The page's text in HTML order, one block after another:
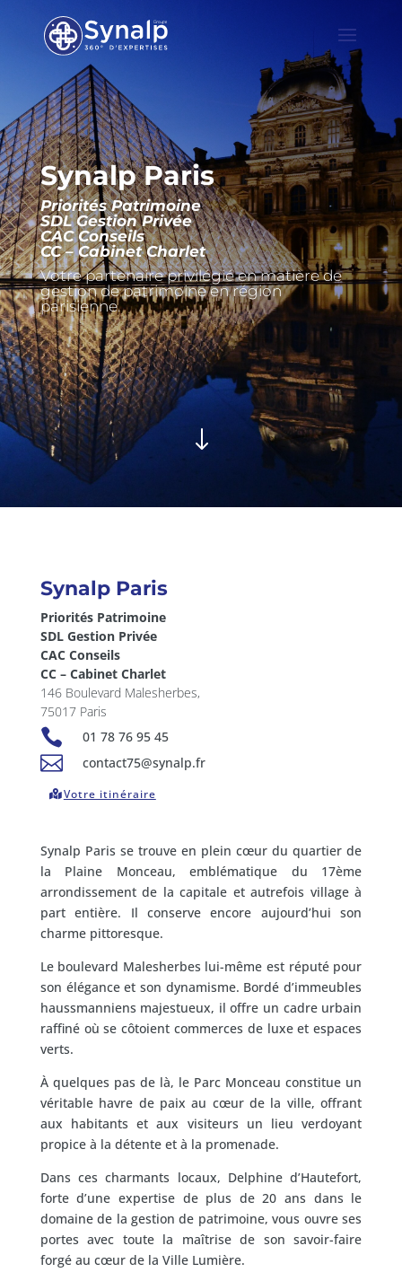
Synalp Paris
Priorités Patrimoine
SDL Gestion Privée
CAC Conseils
CC – Cabinet Charlet
Votre partenaire privilégié en matière de
gestion de patrimoine en région
parisienne.
"
Synalp Paris
Priorités Patrimoine
SDL Gestion Privée
CAC Conseils
CC – Cabinet Charlet
146 Boulevard Malesherbes,
75017 Paris
 01 78 76 95 45
 contact75@synalp.fr
Votre itinéraire
Synalp Paris se trouve en plein cœur du quartier de
la Plaine Monceau, emblématique du 17ème
arrondissement de la capitale et autrefois village à
part entière. Il conserve encore aujourd’hui son
charme pittoresque.
Le boulevard Malesherbes lui-même est réputé pour
son élégance et son dynamisme. Bordé d’immeubles
haussmanniens majestueux, il offre un cadre urbain
raffiné où se côtoient commerces de luxe et espaces
verts.
À quelques pas de là, le Parc Monceau constitue un
véritable havre de paix au cœur de la ville, offrant
aux habitants et aux visiteurs un lieu verdoyant
propice à la détente et à la promenade.
Dans ces charmants locaux, Delphine d’Hautefort,
forte d’une expertise de plus de 20 ans dans le
domaine de la gestion de patrimoine, vous ouvre ses
portes avec toute la maîtrise de son savoir-faire
forgé au cœur de la Ville Lumière.